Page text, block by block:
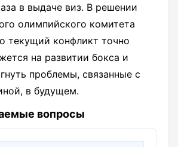
в выдаче виз. В решении
олимпийского комитета
текущий конфликт точно
на развитии бокса и
проблемы, связанные с
в будущем.
вопросы